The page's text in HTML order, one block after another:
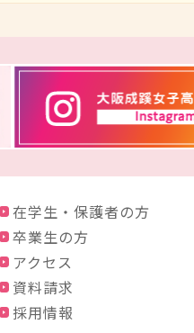
在学生・保護者の方
卒業生の方
アクセス
資料請求
採用情報